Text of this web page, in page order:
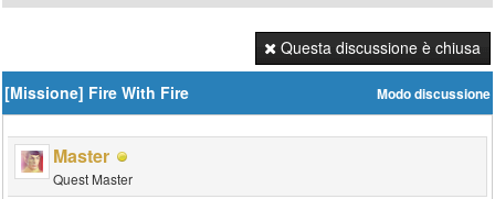
Questa discussione è chiusa
Modo discussione
[Missione] Fire With Fire
Master
Quest Master